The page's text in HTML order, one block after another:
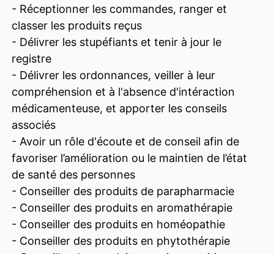
- Réceptionner les commandes, ranger et
classer les produits reçus
- Délivrer les stupéfiants et tenir à jour le
registre
- Délivrer les ordonnances, veiller à leur
compréhension et à l'absence d'intéraction
médicamenteuse, et apporter les conseils
associés
- Avoir un rôle d'écoute et de conseil afin de
favoriser l’amélioration ou le maintien de l’état
de santé des personnes
- Conseiller des produits de parapharmacie
- Conseiller des produits en aromathérapie
- Conseiller des produits en homéopathie
- Conseiller des produits en phytothérapie